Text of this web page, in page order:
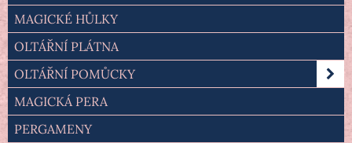
MAGICKÉ HŮLKY
OLTÁŘNÍ PLÁTNA
OLTÁŘNÍ POMŮCKY
MAGICKÁ PERA
PERGAMENY